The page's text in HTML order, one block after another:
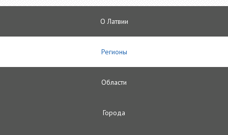
О Латвии
Регионы
Oбласти
Городa